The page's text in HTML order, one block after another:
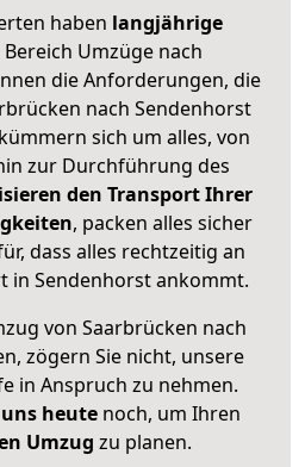
haben langjährige
Bereich Umzüge nach
die Anforderungen, die
nach Sendenhorst
sich um alles, von
zur Durchführung des
den Transport Ihrer
, packen alles sicher
dass alles rechtzeitig an
in Sendenhorst ankommt.
von Saarbrücken nach
zögern Sie nicht, unsere
in Anspruch zu nehmen.
heutenoch, um Ihren
Umzug zu planen.